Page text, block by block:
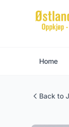
Home
Back to